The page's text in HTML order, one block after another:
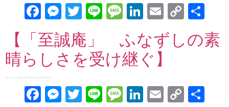
Facebook
Messenger
Twitter
LineMessage
LinkedIn
Email
Copy
Link有
【「至誠庵」 ふなずしの素
晴らしさを受け継ぐ】
Facebook
Messenger
Twitter
LineMessage
LinkedIn
Email
Copy